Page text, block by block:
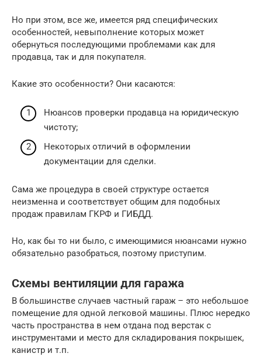
Но при этом, все же, имеется ряд специфических
особенностей, невыполнение которых может
обернуться последующими проблемами как для
продавца, так и для покупателя.
Какие это особенности? Они касаются:
Нюансов проверки продавца на юридическую
чистоту;
Некоторых отличий в оформлении
документации для сделки.
Сама же процедура в своей структуре остается
неизменна и соответствует общим для подобных
продаж правилам ГКРФ и ГИБДД.
Но, как бы то ни было, с имеющимися нюансами нужно
обязательно разобраться, поэтому приступим.
Схемы вентиляции для гаража
В большинстве случаев частный гараж – это небольшое
помещение для одной легковой машины. Плюс нередко
часть пространства в нем отдана под верстак с
инструментами и место для складирования покрышек,
канистр и т.п.